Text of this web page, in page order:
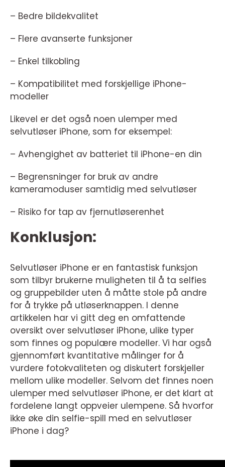
– Bedre bildekvalitet
– Flere avanserte funksjoner
– Enkel tilkobling
– Kompatibilitet med forskjellige iPhone-
modeller
Likevel er det også noen ulemper med
selvutløser iPhone, som for eksempel:
– Avhengighet av batteriet til iPhone-en din
– Begrensninger for bruk av andre
kameramoduser samtidig med selvutløser
– Risiko for tap av fjernutløserenhet
Konklusjon:
Selvutløser iPhone er en fantastisk funksjon
som tilbyr brukerne muligheten til å ta selfies
og gruppebilder uten å måtte stole på andre
for å trykke på utløserknappen. I denne
artikkelen har vi gitt deg en omfattende
oversikt over selvutløser iPhone, ulike typer
som finnes og populære modeller. Vi har også
gjennomført kvantitative målinger for å
vurdere fotokvaliteten og diskutert forskjeller
mellom ulike modeller. Selvom det finnes noen
ulemper med selvutløser iPhone, er det klart at
fordelene langt oppveier ulempene. Så hvorfor
ikke øke din selfie-spill med en selvutløser
iPhone i dag?